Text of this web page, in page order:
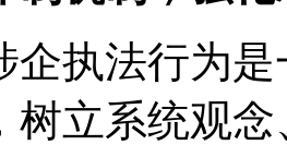
法行为是
树立系统观